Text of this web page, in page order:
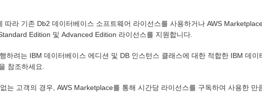
라 기존 Db2 데이터베이스 소프트웨어 라이선스를 사용하거나 AWS
Edition 및 Advanced Edition 라이선스를 지원합니다.
하려는 IBM 데이터베이스 에디션 및 DB 인스턴스 클래스에 대한 적합한 IBM 데
참조하세요.
는 고객의 경우, AWS Marketplace를 통해 시간당 라이선스를 구독하여 사용한